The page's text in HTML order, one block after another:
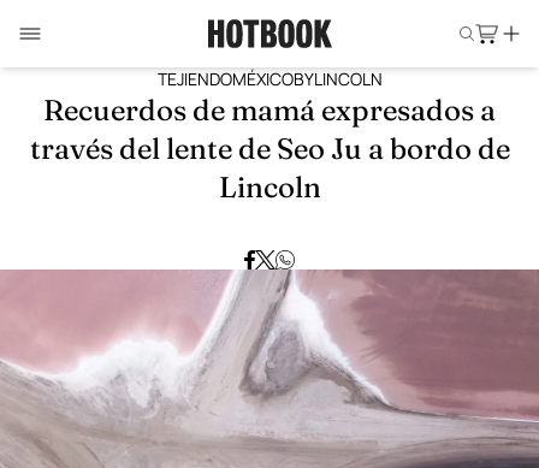
TEJIENDOMÉXICOBYLINCOLN
Recuerdos de mamá expresados a
través del lente de Seo Ju a bordo de
Lincoln